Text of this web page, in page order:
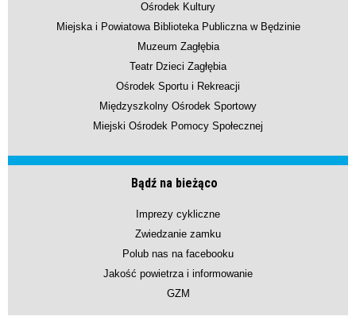
Ośrodek Kultury
Miejska i Powiatowa Biblioteka Publiczna w Będzinie
Muzeum Zagłębia
Teatr Dzieci Zagłębia
Ośrodek Sportu i Rekreacji
Międzyszkolny Ośrodek Sportowy
Miejski Ośrodek Pomocy Społecznej
Bądź na bieżąco
Imprezy cykliczne
Zwiedzanie zamku
Polub nas na facebooku
Jakość powietrza i informowanie
GZM